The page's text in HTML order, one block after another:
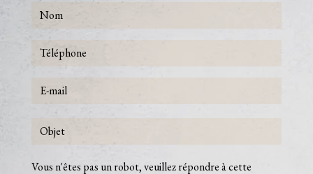
Vous n'êtes pas un robot, veuillez répondre à cette